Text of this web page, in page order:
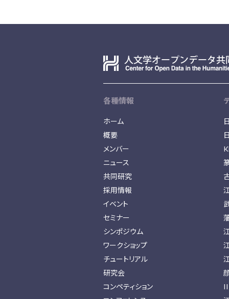
各種情報
ホーム
概要
メンバー
ニュース
共同研究
採用情報
イベント
セミナー
シンポジウム
ワークショップ
チュートリアル
研究会
コンペティション